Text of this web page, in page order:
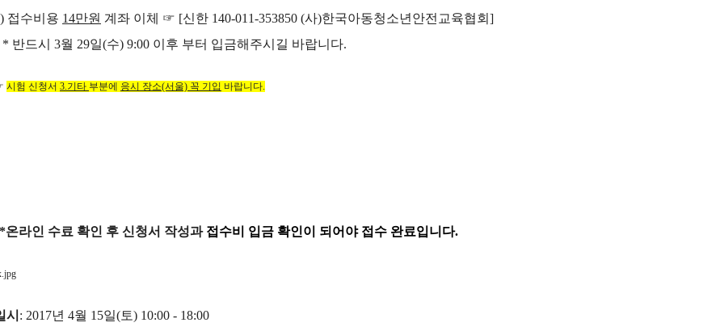
접수비용 14만원 계좌 이체 ☞ [신한 140-011-353850 (사)한국아동청소년안전교육협회]
드시 3월 29일(수) 9:00 이후 부터 입금해주시길 바랍니다.
시험 신청서 3.기타 부분에 응시 장소(서울) 꼭 기입 바랍니다.
온라인 수료 확인 후 신청서 작성과 접수비 입금 확인이 되어야 접수 완료입니다.
시 : 2017년 4월 15일(토) 10:00 - 18:00